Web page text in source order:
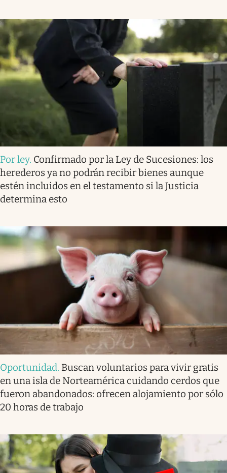
Por ley. Confirmado por la Ley de Sucesiones: los
herederos ya no podrán recibir bienes aunque
estén incluidos en el testamento si la Justicia
determina esto
Oportunidad. Buscan voluntarios para vivir gratis
en una isla de Norteamérica cuidando cerdos que
fueron abandonados: ofrecen alojamiento por sólo
20 horas de trabajo